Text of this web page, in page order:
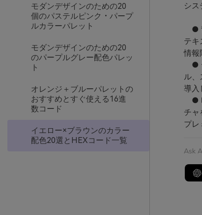
モダンデザインのための20
個のパステルピンク・パープ
ルカラーパレット
モダンデザインのための20
のパープルグレー配色パレッ
ト
オレンジ＋ブルーパレットの
おすすめとすぐ使える16進
数コード
イエロー×ブラウンのカラー
配色20選とHEXコード一覧
シス
●
テキ
情報
●
ル、
導入
●
チャ
プレ
Ask